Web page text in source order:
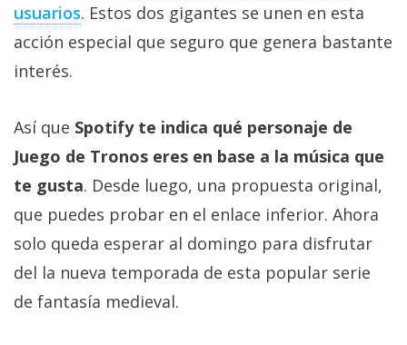
usuarios. Estos dos gigantes se unen en esta
acción especial que seguro que genera bastante
interés.
Así que Spotify te indica qué personaje de
Juego de Tronos eres en base a la música que
te gusta. Desde luego, una propuesta original,
que puedes probar en el enlace inferior. Ahora
solo queda esperar al domingo para disfrutar
del la nueva temporada de esta popular serie
de fantasía medieval.